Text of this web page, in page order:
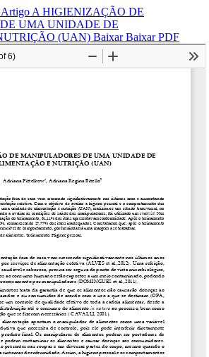
Artigo A HIGIENIZAÇÃO DE
UMA UNIDADE DE
(UAN) BaixarBaixar PDF